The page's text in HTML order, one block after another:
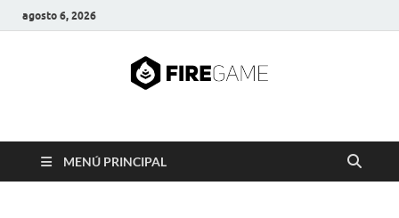
agosto 6, 2026
FIRE GAME
MENÚ PRINCIPAL